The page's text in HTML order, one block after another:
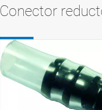
Conector